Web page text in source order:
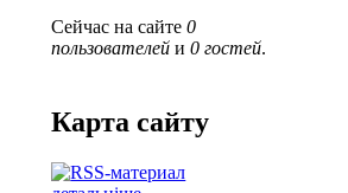
Сейчас на сайте0
пользователей и0 гостей.
Карта сайту